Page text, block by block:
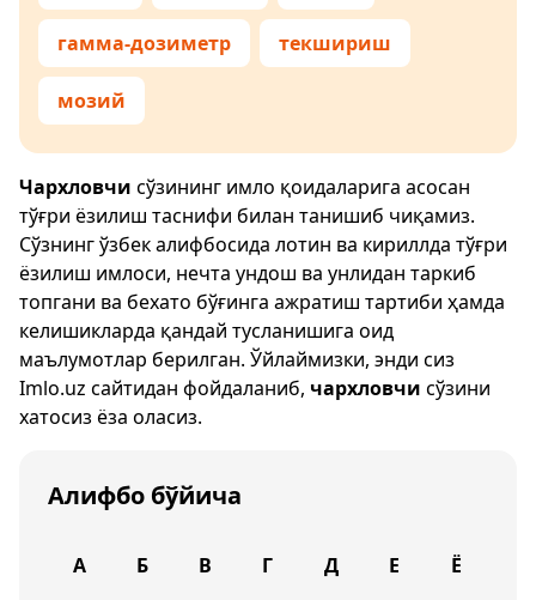
гамма-дозиметр текшириш
мозий
Чархловчи сўзининг имло қоидаларига асосан
тўғри ёзилиш таснифи билан танишиб чиқамиз.
Сўзнинг ўзбек алифбосида лотин ва кириллда тўғри
ёзилиш имлоси, нечта ундош ва унлидан таркиб
топгани ва бехато бўғинга ажратиш тартиби ҳамда
келишикларда қандай тусланишига оид
маълумотлар берилган. Ўйлаймизки, энди сиз
Imlo.uz сайтидан фойдаланиб, чархловчи сўзини
хатосиз ёза оласиз.
Алифбо бўйича
А Б В Г Д Е Ё